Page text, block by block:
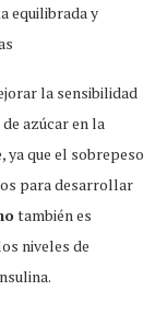
equilibrada y
la sensibilidad
azúcar en la
ya que el sobrepeso
para desarrollar
también es
niveles de